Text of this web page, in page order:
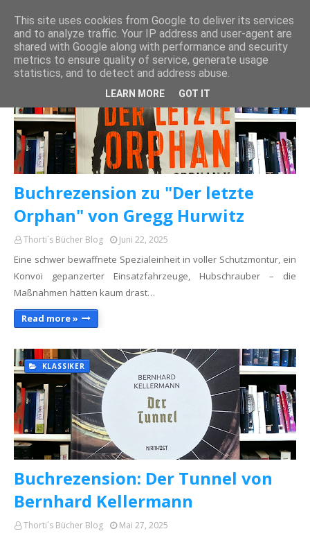
GREGG HURWITZ
Buchrezension zu "Der letzte
Orphan" von Gregg Hurwitz
Thorti´s Bücher Blog Juni 22, 2025
Eine schwer bewaffnete Spezialeinheit in voller Schutzmontur, ein
Konvoi gepanzerter Einsatzfahrzeuge, Hubschrauber – die
Maßnahmen hätten kaum drast…
Read more »
KLASSIKER
Buchrezension: Der Tunnel von
Bernhard Kellermann
Thorti´s Bücher Blog Mai 27, 2025
This site uses cookies from Google to deliver its services
and to analyze traffic. Your IP address and user-agent are
shared with Google along with performance and security
metrics to ensure quality of service, generate usage
statistics, and to detect and address abuse.
LEARN MORE GOT IT